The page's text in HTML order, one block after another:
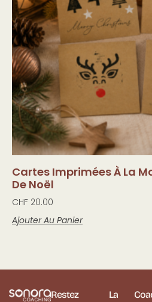
Cartes Imprimées À La
De Noël
CHF 20.00
Ajouter Au Panier
Restez
La